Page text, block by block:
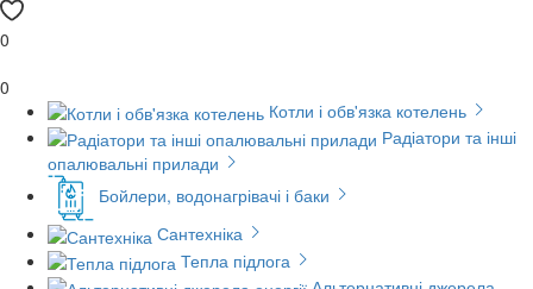
0
0
Котли і обв'язка котелень
Радіатори та інші
опалювальні прилади
Бойлери, водонагрівачі і баки
Сантехніка
Тепла підлога